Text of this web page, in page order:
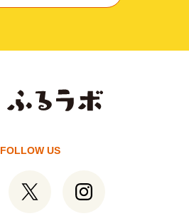
FOLLOW US